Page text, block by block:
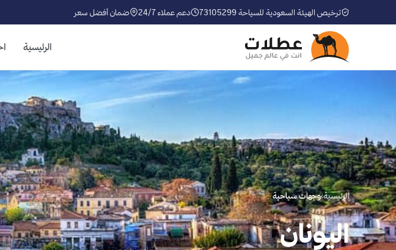
ترخيص الهيئة السعودية للسياحة 73105299 دعم عملاء 24/7 ضمان أفضل سعر
الرئيسية
الرئيسية›وجهات سياحية
اليونان